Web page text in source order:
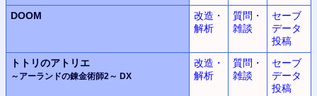
DOOM
改造・
解析
質問・
雑談
セーブ
データ
投稿
トトリのアトリエ
～アーランドの錬金術師2～ DX
改造・
解析
質問・
雑談
セーブ
データ
投稿